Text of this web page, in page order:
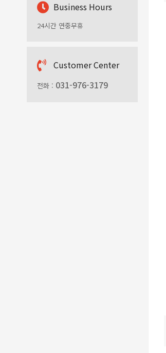
Business Hours
24시간 연중무휴
Customer Center
전화 : 031-976-3179